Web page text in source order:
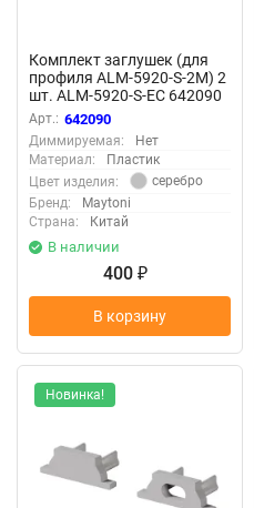
Комплект заглушек (для
профиля ALM-5920-S-2M) 2
шт. ALM-5920-S-EC 642090
(Серебро) 642090
Арт.: 642090
Диммируемая:
Нет
Материал:
Пластик
Цвет изделия:
серебро
Бренд:
Maytoni
Страна:
Китай
В наличии
400 ₽
В корзину
Новинка!